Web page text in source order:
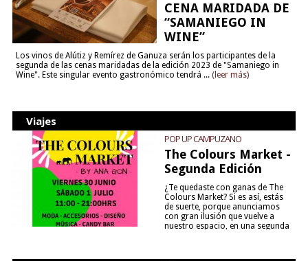
CENA MARIDADA DE
“SAMANIEGO IN
WINE”
Los vinos de Alútiz y Remírez de Ganuza serán los participantes de la
segunda de las cenas maridadas de la edición 2023 de "Samaniego in
Wine". Este singular evento gastronómico tendrá ... (leer más)
Viajes
POP UP CAMPUZANO
The Colours Market -
Segunda Edición
¿Te quedaste con ganas de The
Colours Market? Si es así, estás
de suerte, porque anunciamos
con gran ilusión que vuelve a
nuestro espacio, en una segunda